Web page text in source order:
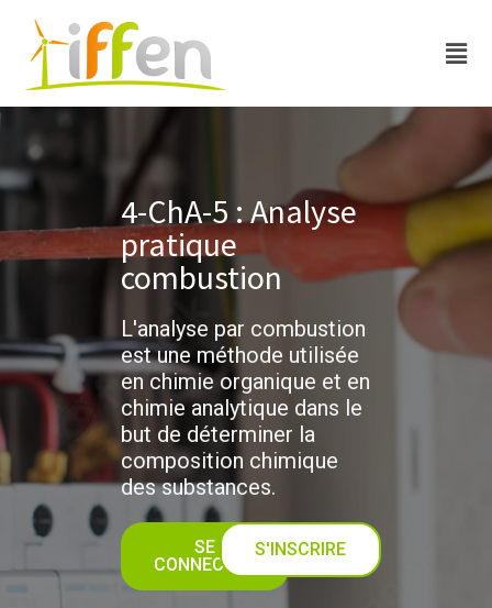
4-ChA-5 : Analyse
pratique
combustion
L'analyse par combustion
est une méthode utilisée
en chimie organique et en
chimie analytique dans le
but de déterminer la
composition chimique
des substances.
SE
CONNECTER
S'INSCRIRE